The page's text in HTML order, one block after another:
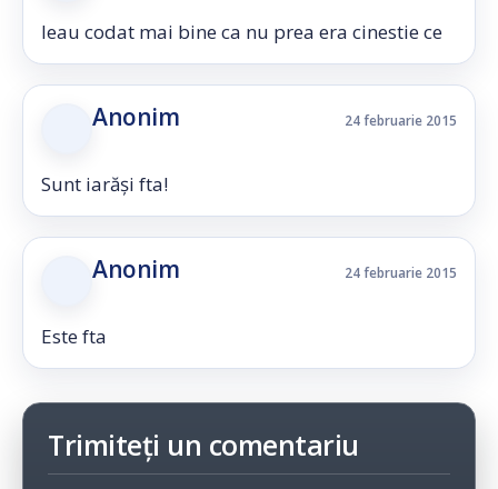
leau codat mai bine ca nu prea era cinestie ce
Anonim 24 februarie 2015
Sunt iarăși fta!
Anonim 24 februarie 2015
Este fta
Trimiteți un comentariu